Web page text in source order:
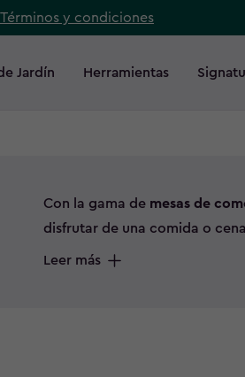
y condiciones
Jardín Herramientas
Con la gama de mesas de
disfrutar de una comida o
puedes sentar hasta a 10
Leer más